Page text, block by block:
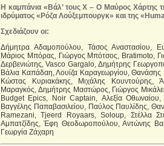
Η καμπάνια «Βάλ’ τους Χ – Ο Μαύρος Χάρτης
ιδρύματος «Ρόζα Λούξεμπουργκ» και της
Σχεδιάζουν οι:
Δήμητρα Αδαμοπούλου, Τάσος Αναστασίου,
Μάριος Μπόρας, Γιώργος Μπότσος, Bratimoto,
Δερβενιώτης, Vasco Gargalo, Δημήτρης
Βάλια Καπάδαη, Λουίζα Καραγεωργίου,
Κώστας Κυριακάκης, Μιχάλης
Μαραγκός, Δημήτρης Μαστώρος, Γιώργος
Budget Epics, Noir Captain, Αλεξία
Βαγγέλης Παπαβασιλείου, Παύλος Παυλίδης,
Ramezani, Tjeerd Royaars, Soloup, Στέλλα
Αμπατζίδης, Έφη Θεοδωροπούλου, Αντώνης
Γεωργία Ζάχαρη